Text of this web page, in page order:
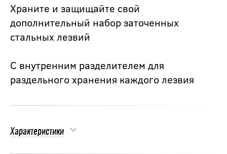
Храните и защищайте свой
дополнительный набор заточенных
стальных лезвий
С внутренним разделителем для
раздельного хранения каждого лезвия
Характеристики